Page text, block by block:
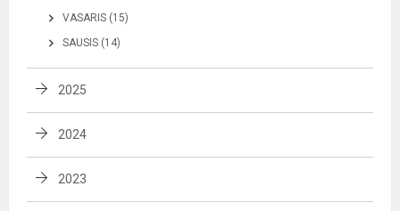
VASARIS (15)
SAUSIS (14)
2025
2024
2023